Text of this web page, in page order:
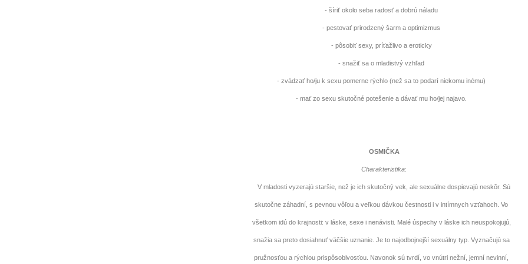
- šíriť okolo seba radosť a dobrú náladu
- pestovať prirodzený šarm a optimizmus
- pôsobiť sexy, príťažlivo a eroticky
- snažiť sa o mladistvý vzhľad
- zvádzať ho/ju k sexu pomerne rýchlo (než sa to podarí niekomu inému)
- mať zo sexu skutočné potešenie a dávať mu ho/jej najavo.
OSMIČKA
Charakteristika:
V mladosti vyzerajú staršie, než je ich skutočný vek, ale sexuálne dospievajú neskôr. Sú
skutočne záhadní, s pevnou vôľou a veľkou dávkou čestnosti i v intímnych vzťahoch. Vo
všetkom idú do krajnosti: v láske, sexe i nenávisti. Malé úspechy v láske ich neuspokojujú,
snažia sa preto dosiahnuť väčšie uznanie. Je to najodbojnejší sexuálny typ. Vyznačujú sa
pružnosťou a rýchlou prispôsobivosťou. Navonok sú tvrdí, vo vnútri nežní, jemní nevinní,